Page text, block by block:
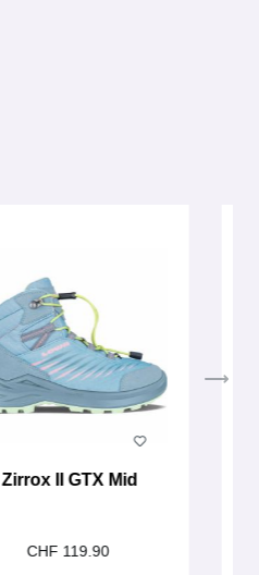
Zirrox II GTX Mid
CHF 119.90